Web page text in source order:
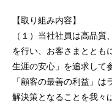
【取り組み内容】
（１）当社社員は高品
を行い、お客さまととも
生涯の安心」を追求して
「顧客の最善の利益」
解決策となることを我々